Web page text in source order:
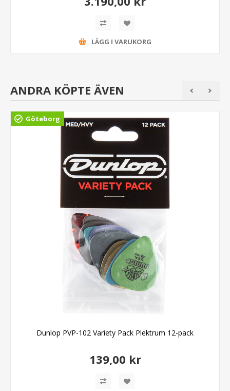
LÄGG I VARUKORG
ANDRA KÖPTE ÄVEN
Göteborg
Dunlop PVP-102 Variety Pack Plektrum 12-pack
139,00 kr